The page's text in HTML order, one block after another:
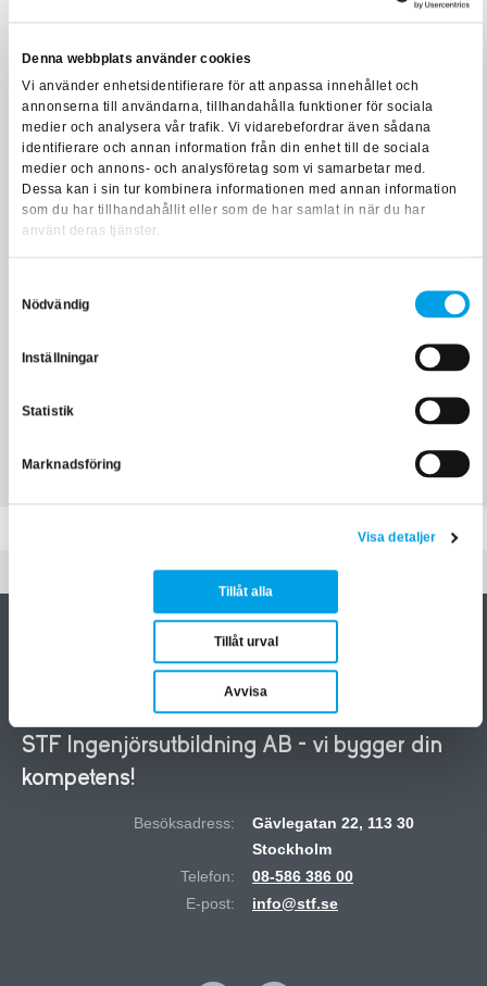
Denna webbplats använder cookies
Vi använder enhetsidentifierare för att anpassa innehållet och
annonserna till användarna, tillhandahålla funktioner för sociala
medier och analysera vår trafik. Vi vidarebefordrar även sådana
identifierare och annan information från din enhet till de sociala
medier och annons- och analysföretag som vi samarbetar med.
Dessa kan i sin tur kombinera informationen med annan information
som du har tillhandahållit eller som de har samlat in när du har
använt deras tjänster.
Nödvändig
Inställningar
Statistik
Marknadsföring
Visa detaljer
Tillåt alla
Tillåt urval
Avvisa
Faktureringsinformation
Företagsnamn *
Adress *
STF Ingenjörsutbildning AB - vi bygger din
kompetens!
Besöksadress:
Gävlegatan 22, 113 30
Stockholm
Telefon:
08-586 386 00
E-post:
info@stf.se